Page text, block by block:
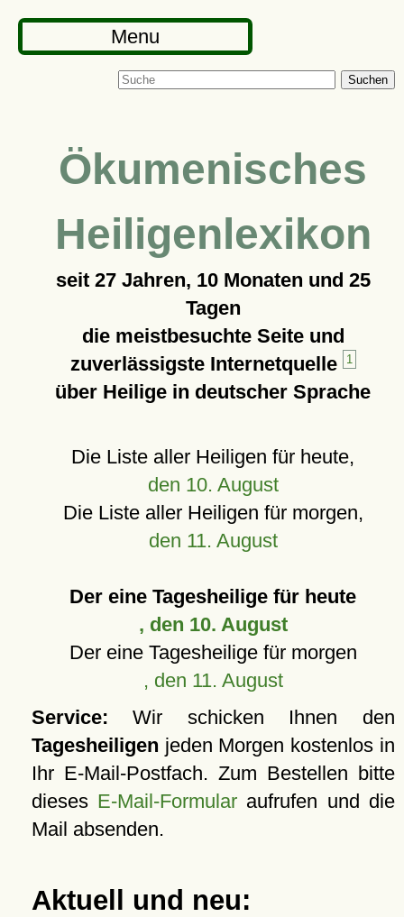
Menu
Suchen
Ökumenisches
Heiligenlexikon
seit 27 Jahren, 10 Monaten und 25
Tagen
die meistbesuchte Seite und
zuverlässigste Internetquelle
1
über Heilige in deutscher Sprache
Die Liste aller Heiligen für heute,
den 10. August
Die Liste aller Heiligen für morgen,
den 11. August
Der eine Tagesheilige für heute
, den 10. August
Der eine Tagesheilige für morgen
, den 11. August
Service: Wir schicken Ihnen den
Tagesheiligen jeden Morgen kostenlos in
Ihr E-Mail-Postfach. Zum Bestellen bitte
dieses E-Mail-Formular aufrufen und die
Mail absenden.
Aktuell und neu: